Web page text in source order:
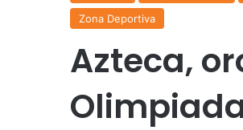
Zona Deportiva
Azteca,